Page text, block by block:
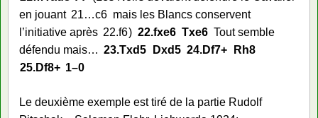
en jouant 21…c6 mais les Blancs conservent
l’initiative après 22.f6 22.fxe6 Txe6 Tout semble
défendu mais… 23.Txd5 Dxd5 24.Df7+
Rh8
25.Df8+ 1–0
Le deuxième exemple est tiré de la partie Rudolf